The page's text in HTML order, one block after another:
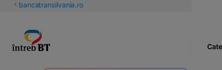
latineștibancatransilvania.ro